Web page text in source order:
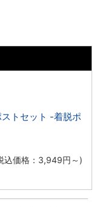
トセット -着脱ポ
込価格： 3,949円 ～)